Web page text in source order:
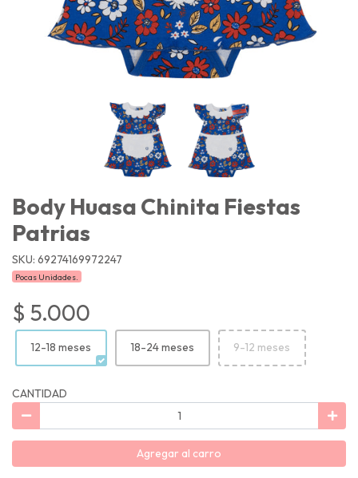
Body Huasa Chinita Fiestas
Patrias
SKU: 69274169972247
Pocas Unidades.
$ 5.000
12-18 meses 18-24 meses 9-12 meses
CANTIDAD
Agregar al carro